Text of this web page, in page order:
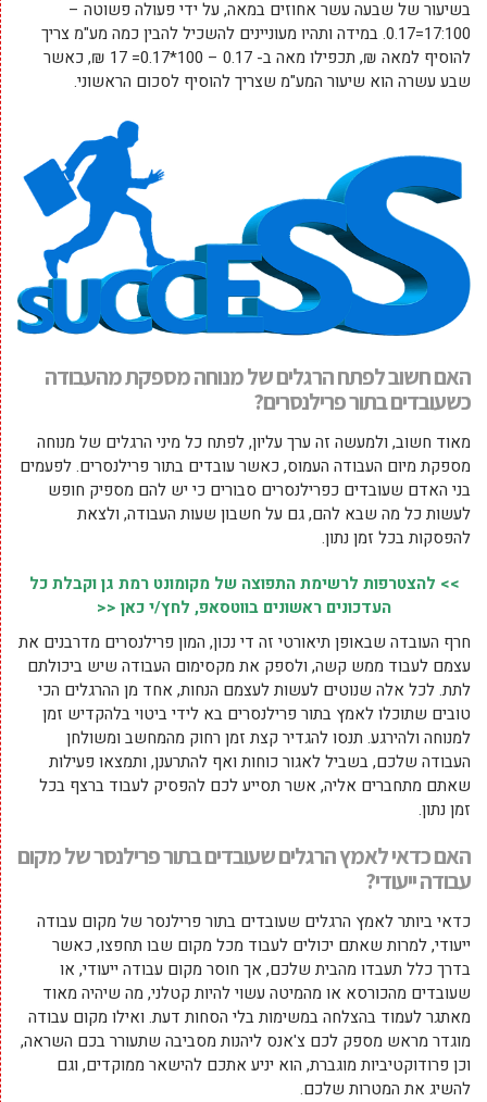
בשיעור של שבעה עשר אחוזים במאה, על ידי פעולה פשוטה –
17:100=0.17. במידה ותהיו מעוניינים להשכיל להבין כמה מע"מ צריך
להוסיף למאה ₪, תכפילו מאה ב- 0.17 – 100*0.17= 17 ₪, כאשר
שבע עשרה הוא שיעור המע"מ שצריך להוסיף לסכום הראשוני.
האם חשוב לפתח הרגלים של מנוחה מספקת מהעבודה
כשעובדים בתור פרילנסרים?
מאוד חשוב, ולמעשה זה ערך עליון, לפתח כל מיני הרגלים של מנוחה
מספקת מיום העבודה העמוס, כאשר עובדים בתור פרילנסרים. לפעמים
בני האדם שעובדים כפרילנסרים סבורים כי יש להם מספיק חופש
לעשות כל מה שבא להם, גם על חשבון שעות העבודה, ולצאת
להפסקות בכל זמן נתון.
>> להצטרפות לרשימת התפוצה של מקומונט רמת גן וקבלת כל
העדכונים ראשונים בווטסאפ, לחץ/י כאן <<
חרף העובדה שבאופן תיאורטי זה די נכון, המון פרילנסרים מדרבנים את
עצמם לעבוד ממש קשה, ולספק את מקסימום העבודה שיש ביכולתם
לתת. לכל אלה שנוטים לעשות לעצמם הנחות, אחד מן ההרגלים הכי
טובים שתוכלו לאמץ בתור פרילנסרים בא לידי ביטוי בלהקדיש זמן
למנוחה ולהירגע. תנסו להגדיר קצת זמן רחוק מהמחשב ומשולחן
העבודה שלכם, בשביל לאגור כוחות ואף להתרענן, ותמצאו פעילות
שאתם מתחברים אליה, אשר תסייע לכם להפסיק לעבוד ברצף בכל
זמן נתון.
האם כדאי לאמץ הרגלים שעובדים בתור פרילנסר של מקום
עבודה ייעודי?
כדאי ביותר לאמץ הרגלים שעובדים בתור פרילנסר של מקום עבודה
ייעודי, למרות שאתם יכולים לעבוד מכל מקום שבו תחפצו, כאשר
בדרך כלל תעבדו מהבית שלכם, אך חוסר מקום עבודה ייעודי, או
שעובדים מהכורסא או מהמיטה עשוי להיות קטלני, מה שיהיה מאוד
מאתגר לעמוד בהצלחה במשימות בלי הסחות דעת. ואילו מקום עבודה
מוגדר מראש מספק לכם צ'אנס ליהנות מסביבה שתעורר בכם השראה,
וכן פרודוקטיביות מוגברת, הוא יניע אתכם להישאר ממוקדים, וגם
להשיג את המטרות שלכם.